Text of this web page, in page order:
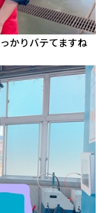
かりバテてますね